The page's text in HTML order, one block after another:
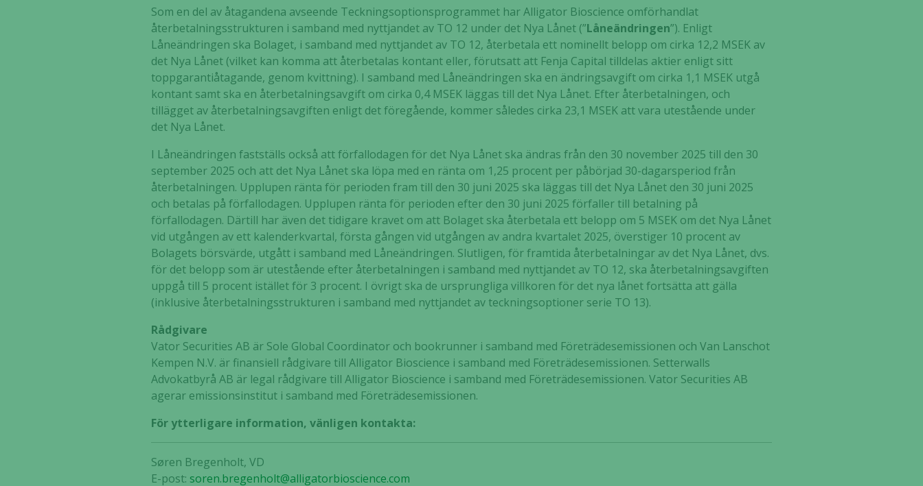
Som en del av åtagandena avseende Teckningsoptionsprogrammet har Alligator Bioscience omförhandlat
återbetalningsstrukturen i samband med nyttjandet av TO 12 under det Nya Lånet (”Låneändringen”). Enligt
Låneändringen ska Bolaget, i samband med nyttjandet av TO 12, återbetala ett nominellt belopp om cirka 12,2 MSEK av
det Nya Lånet (vilket kan komma att återbetalas kontant eller, förutsatt att Fenja Capital tilldelas aktier enligt sitt
toppgarantiåtagande, genom kvittning). I samband med Låneändringen ska en ändringsavgift om cirka 1,1 MSEK utgå
kontant samt ska en återbetalningsavgift om cirka 0,4 MSEK läggas till det Nya Lånet. Efter återbetalningen, och
tillägget av återbetalningsavgiften enligt det föregående, kommer således cirka 23,1 MSEK att vara utestående under
det Nya Lånet.
I Låneändringen fastställs också att förfallodagen för det Nya Lånet ska ändras från den 30 november 2025 till den 30
september 2025 och att det Nya Lånet ska löpa med en ränta om 1,25 procent per påbörjad 30-dagarsperiod från
återbetalningen. Upplupen ränta för perioden fram till den 30 juni 2025 ska läggas till det Nya Lånet den 30 juni 2025
och betalas på förfallodagen. Upplupen ränta för perioden efter den 30 juni 2025 förfaller till betalning på
förfallodagen. Därtill har även det tidigare kravet om att Bolaget ska återbetala ett belopp om 5 MSEK om det Nya Lånet
vid utgången av ett kalenderkvartal, första gången vid utgången av andra kvartalet 2025, överstiger 10 procent av
Bolagets börsvärde, utgått i samband med Låneändringen. Slutligen, för framtida återbetalningar av det Nya Lånet, dvs.
för det belopp som är utestående efter återbetalningen i samband med nyttjandet av TO 12, ska återbetalningsavgiften
uppgå till 5 procent istället för 3 procent. I övrigt ska de ursprungliga villkoren för det nya lånet fortsätta att gälla
(inklusive återbetalningsstrukturen i samband med nyttjandet av teckningsoptioner serie TO 13).
Rådgivare
Vator Securities AB är Sole Global Coordinator och bookrunner i samband med Företrädesemissionen och Van Lanschot
Kempen N.V. är finansiell rådgivare till Alligator Bioscience i samband med Företrädesemissionen. Setterwalls
Advokatbyrå AB är legal rådgivare till Alligator Bioscience i samband med Företrädesemissionen. Vator Securities AB
agerar emissionsinstitut i samband med Företrädesemissionen.
För ytterligare information, vänligen kontakta:
Søren Bregenholt, VD
E-post: soren.bregenholt@alligatorbioscience.com
Statistik
För att vi ska
kunna
hemsidans
funktionalitet
och
uppbyggnad,
används.
Upplevelse
För att vår
hemsida ska
prestera så
bra som
möjligt
under ditt
besök. Om
här kakorna
kommer viss
funktionalitet